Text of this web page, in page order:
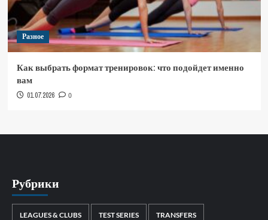
Разное
Как выбрать формат тренировок: что подойдет именно
вам
01.07.2026 0
Рубрики
LEAGUES & CLUBS TEST SERIES TRANSFERS